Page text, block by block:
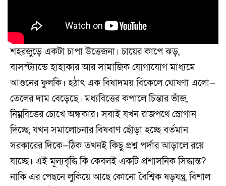
শহরজুড়ে একটা চাপা উত্তেজনা। চায়ের কাপে ঝড়,
বাসস্ট্যান্ডে হাহাকার আর সামাজিক যোগাযোগ মাধ্যমে
আগুনের ফুলকি। হঠাৎ এক বিষাদময় বিকেলে ঘোষণা এলো—
তেলের দাম বেড়েছে। মধ্যবিত্তের কপালে চিন্তার ভাঁজ,
নিম্নবিত্তের চোখে অন্ধকার। সবাই যখন রাজপথে স্লোগান
দিচ্ছে, যখন সমালোচনার বিষবাণ ছোঁড়া হচ্ছে বর্তমান
সরকারের দিকে—ঠিক তখনই কিছু প্রশ্ন পর্দার আড়ালে রয়ে
যাচ্ছে। এই মূল্যবৃদ্ধি কি কেবলই একটি প্রশাসনিক সিদ্ধান্ত?
নাকি এর পেছনে লুকিয়ে আছে কোনো বৈশ্বিক ষড়যন্ত্র, বিশাল